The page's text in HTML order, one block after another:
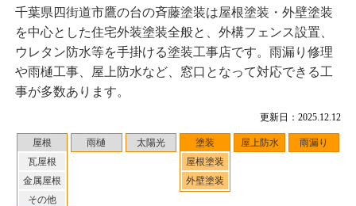
更新日：2025.12.12
屋根
瓦屋根
金属屋根
その他
雨樋 太陽光
塗装
屋根塗装
外壁塗装
屋上防水 雨漏り
千葉県四街道市鷹の台の斉藤塗装は屋根塗装・外壁塗装
を中心とした住宅外装塗装全般と、外構フェンス設置、
ウレタン防水等を手掛ける塗装工事店です。雨漏り修理
や雨樋工事、屋上防水など、窓口となって対応できる工
事が多数あります。